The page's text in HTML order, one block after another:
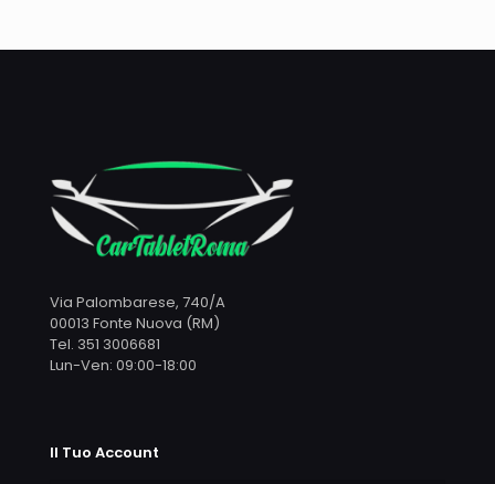
Via Palombarese, 740/A
00013 Fonte Nuova (RM)
Tel. 351 3006681
Lun-Ven: 09:00-18:00
Il Tuo Account